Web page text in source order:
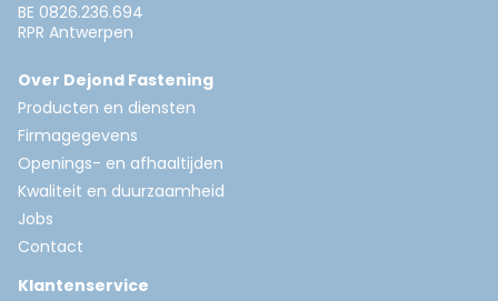
BE 0826.236.694
RPR Antwerpen
Over Dejond Fastening
Producten en diensten
Firmagegevens
Openings- en afhaaltijden
Kwaliteit en duurzaamheid
Jobs
Contact
Klantenservice